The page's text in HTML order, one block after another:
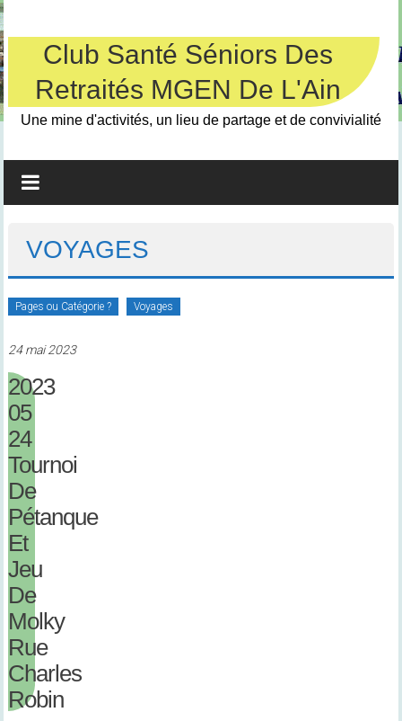
Skip
to
contentClub Santé Séniors Des
Retraités MGEN De L'Ain
Une mine d'activités, un lieu de partage et de convivialité
VOYAGES
Pages ou Catégorie ? Voyages
24 mai 2023
2023
05
24
Tournoi
De
Pétanque
Et
Jeu
De
Molky
Rue
Charles
Robin